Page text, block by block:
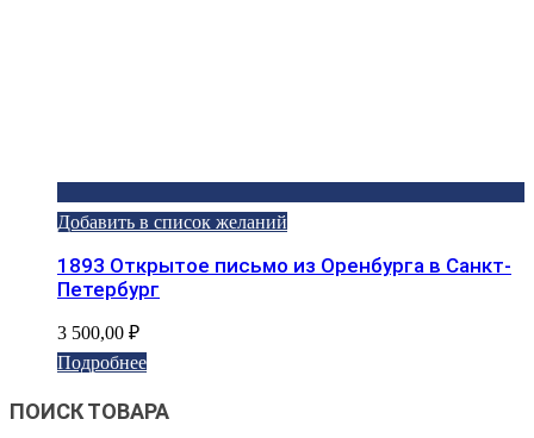
Добавить в список желаний
1893 Открытое письмо из Оренбурга в Санкт-
Петербург
3 500,00 ₽
Подробнее
ПОИСК ТОВАРА